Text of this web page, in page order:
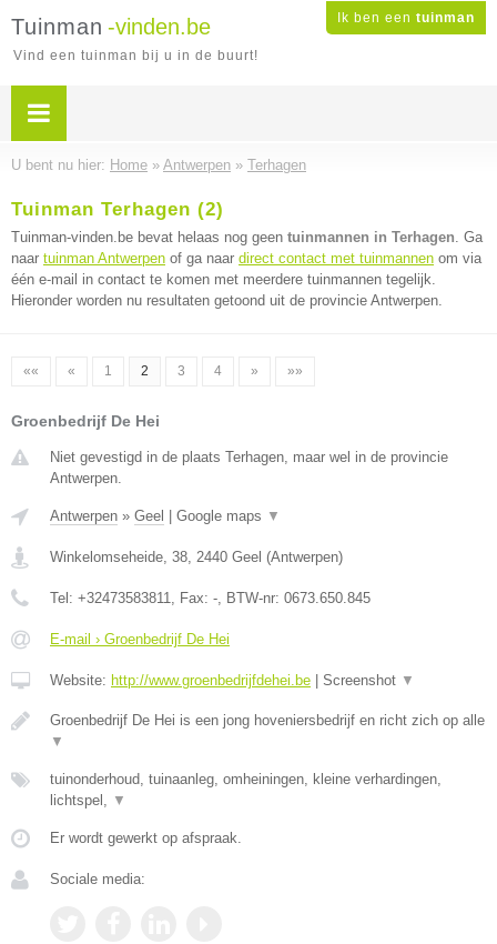
Ik ben een tuinman
Tuinman -vinden.be
Vind een tuinman bij u in de buurt!
U bent nu hier: Home » Antwerpen » Terhagen
Tuinman Terhagen (2)
Tuinman-vinden.be bevat helaas nog geen tuinmannen in Terhagen. Ga
naar tuinman Antwerpen of ga naar direct contact met tuinmannen om via
één e-mail in contact te komen met meerdere tuinmannen tegelijk.
Hieronder worden nu resultaten getoond uit de provincie Antwerpen.
«« « 1 2 3 4 » »»
Groenbedrijf De Hei
Niet gevestigd in de plaats Terhagen, maar wel in de provincie
Antwerpen.
Antwerpen » Geel Google maps ▼
Winkelomseheide, 38, 2440 Geel (Antwerpen)
Tel: +32473583811, Fax: -, BTW-nr: 0673.650.845
E-mail › Groenbedrijf De Hei
Website: http://www.groenbedrijfdehei.be Screenshot ▼
Groenbedrijf De Hei is een jong hoveniersbedrijf en richt zich op alle
▼
tuinonderhoud, tuinaanleg, omheiningen, kleine verhardingen,
lichtspel, ▼
Er wordt gewerkt op afspraak.
Sociale media: